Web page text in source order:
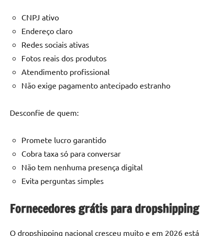
CNPJ ativo
Endereço claro
Redes sociais ativas
Fotos reais dos produtos
Atendimento profissional
Não exige pagamento antecipado estranho
Desconfie de quem:
Promete lucro garantido
Cobra taxa só para conversar
Não tem nenhuma presença digital
Evita perguntas simples
Fornecedores grátis para dropshipping
O dropshipping nacional cresceu muito e em 2026 está